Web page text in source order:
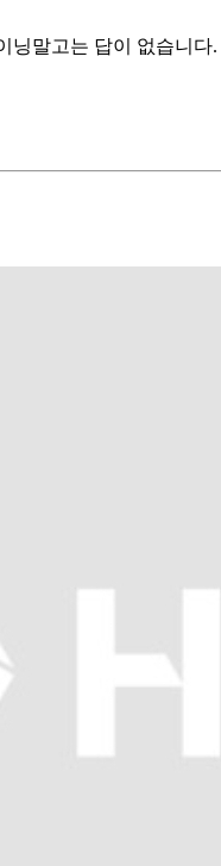
닝말고는 답이 없습니